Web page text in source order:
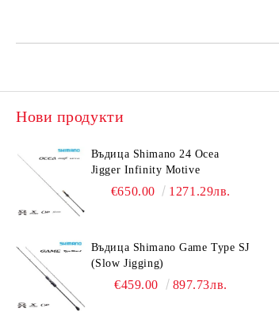
Нови продукти
Въдица Shimano 24 Ocea
Jigger Infinity Motive
€650.00 1271.29лв.
Въдица Shimano Game Type SJ
(Slow Jigging)
€459.00 897.73лв.